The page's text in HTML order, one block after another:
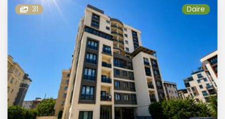
31 Daire